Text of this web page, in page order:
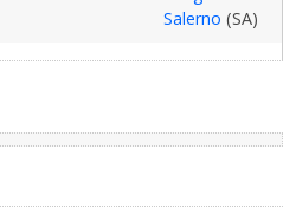
Salerno (SA)